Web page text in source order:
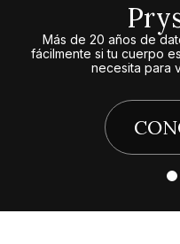
Más de 20 años de
fácilmente si tu cuerpo
necesita para